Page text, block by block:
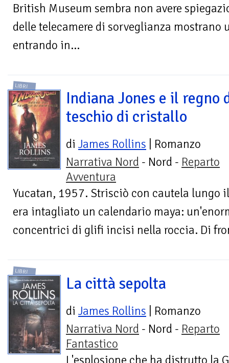
British Museum sembra non avere
delle telecamere di sorveglianza mostrano
entrando in...
LIBRI
Indiana Jones e il regno
teschio di cristallo
di James Rollins | Romanzo
Narrativa Nord - Nord - Reparto
Avventura
Yucatan, 1957. Strisciò con cautela lungo
era intagliato un calendario maya:
concentrici di glifi incisi nella roccia. Di
LIBRI
La città sepolta
di James Rollins | Romanzo
Narrativa Nord - Nord - Reparto
Fantastico
L'esplosione che ha distrutto la